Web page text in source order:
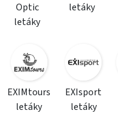
Optic
letáky
letáky
EXIMtours
letáky
EXIsport
letáky